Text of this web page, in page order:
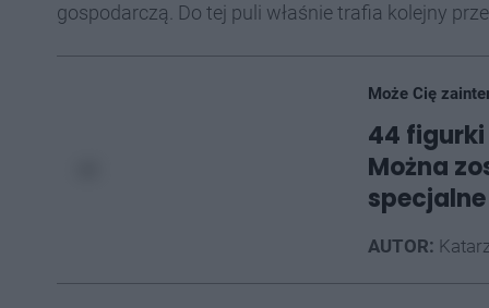
gospodarczą. Do tej puli właśnie trafia kolejny
Może Cię
44
Można
AUTOR: